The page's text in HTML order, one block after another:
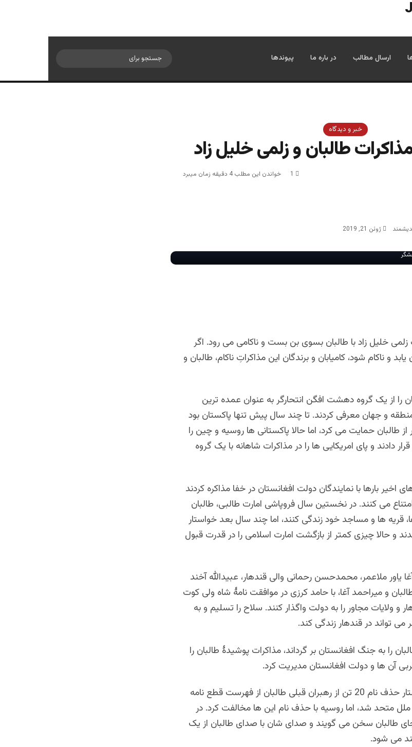
ارسال مطالب در باره ما پیوندها
خبر و دیدگاه
طالبان و زلمی خلیل زاد
ژوئن 21, 2019
1 خواندن این مطلب 4 دقیقه زمان میبرد
خلیل زاد با طالبان بسوی بن بست و ناکامی می رود. اگر
و ناکام شود، کامیابان و برندگان این مذاکراتِ ناکام، طالبان و
را از یک گروه دهشت افگن انتحارگر به عنوان عمده ترین
و جهان معرفی کردند. تا چند سال پیش تنها پاکستان بود
طالبان حمایت می کرد، اما حالا پاکستانی ها روسیه و چین را
دادند و پای امریکایی ها را در مذاکرات شاهانه با یک گروه
اخیر بارها با نمایندگان دولت افغانستان در خفا مذاکره کردند
امتناع می کنند. در نخستین سال فروپاشی امارت طالبی، طالبان
قریه ها و مساجد خود زندگی کنند، اما چند سال بعد خواستار
و حالا چیزی کمتر از بازگشت امارت اسلامی را در قدرت قبول
طیب آغا یاور ملاعمر، محمدحسن رحمانی والی قندهار، عبیدالله آخند
و میراحمد آغا، با حامد کرزی در موافقت نامۀ شاه ولی کوت
و ولایات مجاور را به دولت واگذار کنند. سلاح را تسلیم و به
تواند در قندهار زندگی کند.
طالبان را به جنگ افغانستان بر گرداند، مذاکرات پوشیدۀ طالبان را
آن ها و دولت افغانستان مدیریت کرد.
کرزی در سنبله 1384 خواستار حذف نام 20 تن از رهبران قبلی طالبان از فهرست قطع نامه
امنیت ملل متحد شد، اما روسیه با حذف نام این ها مخالفت کرد. در
طالبان سخن می گویند و صدای شان با صدای طالبان از یک
می شود.